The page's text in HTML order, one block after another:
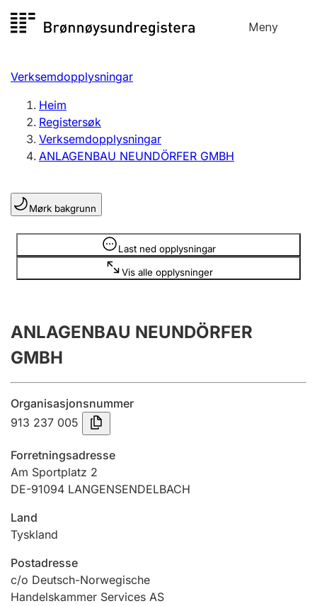
til
Meny
Registersøk
Aksjeselskap
Enkeltpersonføretak
Registrere, endre, slette
Lag og foreining
Registrere, endre, slette
Årsrekneskap
Innsending og forseinkingsgebyr
Tinglysing
Jeger
Betaling og jegeravgiftskort
Ektepaktrettleiaren
Andre tema
Verksemdopplysningar
Heim
Registersøk
Verksemdopplysningar
ANLAGENBAU NEUNDÖRFER GMBH
Mørk bakgrunn
Last ned opplysningar
Vis alle opplysninger
Opplysninger er skjult
ANLAGENBAU NEUNDÖRFER
GMBH
Organisasjonsnummer
913 237 005
Forretningsadresse
Am Sportplatz 2
DE-91094 LANGENSENDELBACH
Land
Tyskland
Postadresse
c/o Deutsch-Norwegische
Handelskammer Services AS